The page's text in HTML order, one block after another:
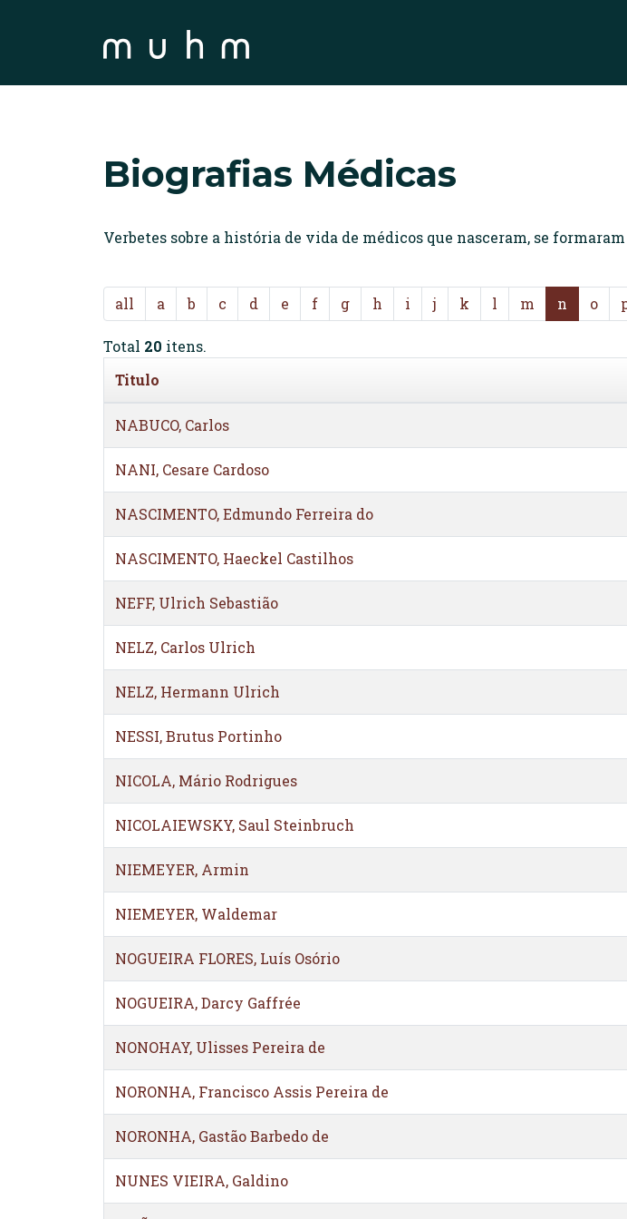
Biografias Médicas
Verbetes sobre a história de vida de médicos que nasceram, se
all a b c d e f g h i j k l m n o
Total 20 itens.
Titulo
NABUCO, Carlos
NANI, Cesare Cardoso
NASCIMENTO, Edmundo Ferreira do
NASCIMENTO, Haeckel Castilhos
NEFF, Ulrich Sebastião
NELZ, Carlos Ulrich
NELZ, Hermann Ulrich
NESSI, Brutus Portinho
NICOLA, Mário Rodrigues
NICOLAIEWSKY, Saul Steinbruch
NIEMEYER, Armin
NIEMEYER, Waldemar
NOGUEIRA FLORES, Luís Osório
NOGUEIRA, Darcy Gaffrée
NONOHAY, Ulisses Pereira de
NORONHA, Francisco Assis Pereira de
NORONHA, Gastão Barbedo de
NUNES VIEIRA, Galdino